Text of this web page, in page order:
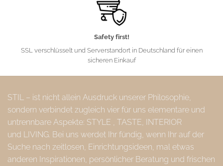
Safety first!
SSL verschlüsselt und Serverstandort in Deutschland für einen
sicheren Einkauf
STIL – ist nicht allein Ausdruck unserer Philosophie,
sondern verbindet zugleich vier für uns elementare und
untrennbare Aspekte: STYLE , TASTE, INTERIOR
und LIVING. Bei uns werdet Ihr fündig, wenn Ihr auf der
Suche nach zeitlosen, Einrichtungsideen, mal etwas
anderen Inspirationen, persönlicher Beratung und frischen